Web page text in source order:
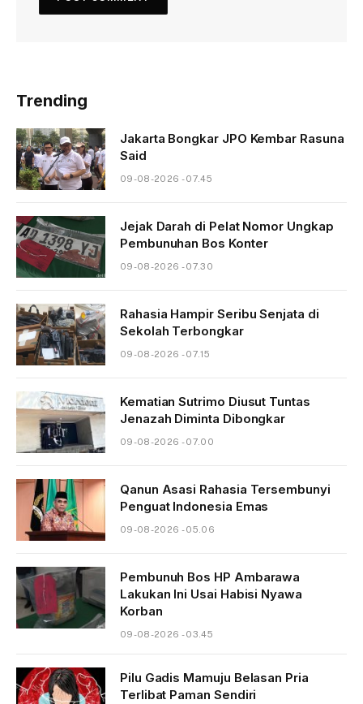
Trending
Jakarta Bongkar JPO Kembar Rasuna
Said
09-08-2026 - 07.45
Jejak Darah di Pelat Nomor Ungkap
Pembunuhan Bos Konter
09-08-2026 - 07.30
Rahasia Hampir Seribu Senjata di
Sekolah Terbongkar
09-08-2026 - 07.15
Kematian Sutrimo Diusut Tuntas
Jenazah Diminta Dibongkar
09-08-2026 - 07.00
Qanun Asasi Rahasia Tersembunyi
Penguat Indonesia Emas
09-08-2026 - 05.06
Pembunuh Bos HP Ambarawa
Lakukan Ini Usai Habisi Nyawa
Korban
09-08-2026 - 03.45
Pilu Gadis Mamuju Belasan Pria
Terlibat Paman Sendiri